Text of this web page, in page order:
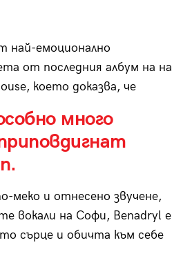
най-емоционално
от последния албум на на
което доказва, че
много
меко и отнесено звучене,
вокали на Софи, Benadryl e
сърце и обичта към себе